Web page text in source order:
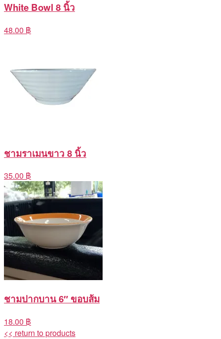
White Bowl 8 นิ้ว
48.00 ฿
ชามราเมนขาว 8 นิ้ว
35.00 ฿
ชามปากบาน 6″ ขอบส้ม
18.00 ฿
<< return to products